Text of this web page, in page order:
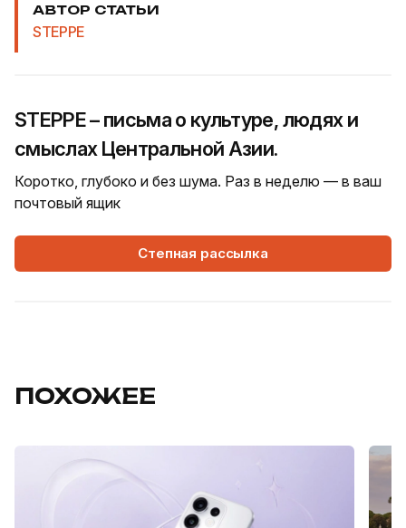
АВТОР СТАТЬИ
STEPPE
STEPPE – письма о культуре, людях и
смыслах Центральной Азии.
Коротко, глубоко и без шума. Раз в неделю — в ваш
почтовый ящик
Степная рассылка
ПОХОЖЕЕ